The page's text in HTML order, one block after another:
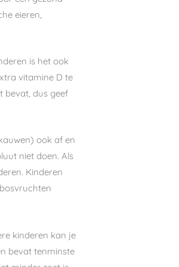
eieren,
is het ook
vitamine D te
bevat, dus geef
ook af en
niet doen. Als
Kinderen
kinderen kan je
bevat tenminste